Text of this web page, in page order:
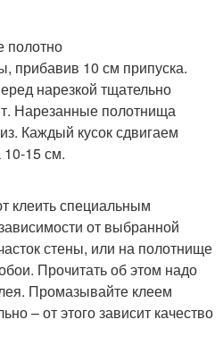
полотно
прибавив 10 см припуска.
нарезкой тщательно
Нарезанные полотнища
Каждый кусок сдвигаем
10-15 см.
клеить специальным
от выбранной
стены, или на полотнище
Прочитать об этом надо
Промазывайте клеем
– от этого зависит качество